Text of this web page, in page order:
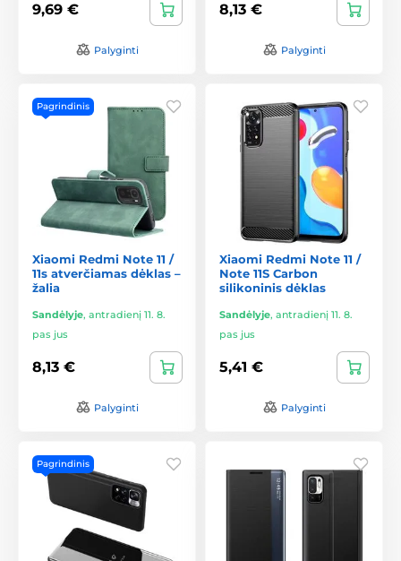
9,69 €
Palyginti
8,13 €
Palyginti
Pagrindinis
Xiaomi Redmi Note 11 /
11s atverčiamas dėklas –
žalia
Sandėlyje, antradienį 11. 8.
pas jus
8,13 €
Palyginti
Xiaomi Redmi Note 11 /
Note 11S Carbon
silikoninis dėklas
Sandėlyje, antradienį 11. 8.
pas jus
5,41 €
Palyginti
Pagrindinis